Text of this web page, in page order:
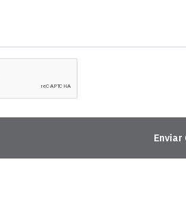
Enviar